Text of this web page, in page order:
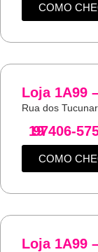
COMO
Loja 1A99
Rua dos
19
97406-
COMO
Loja 1A99